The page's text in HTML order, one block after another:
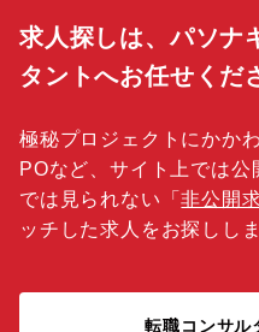
求人探しは、パソナ
タントへお任せくだ
極秘プロジェクトにかか
POなど、サイト上では公
では見られない「非公開
ッチした求人をお探ししま
転職コンサル